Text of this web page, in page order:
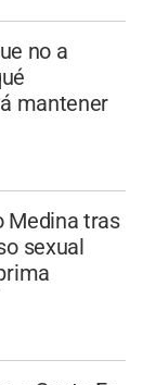
no a
mantener
Medina tras
sexual